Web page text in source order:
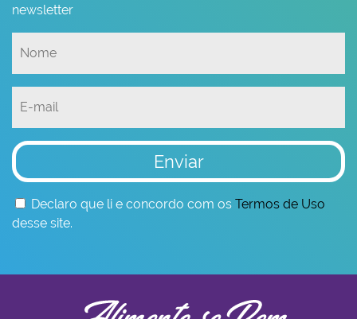
newsletter
Enviar
Declaro que li e concordo com os Termos de Uso
desse site.